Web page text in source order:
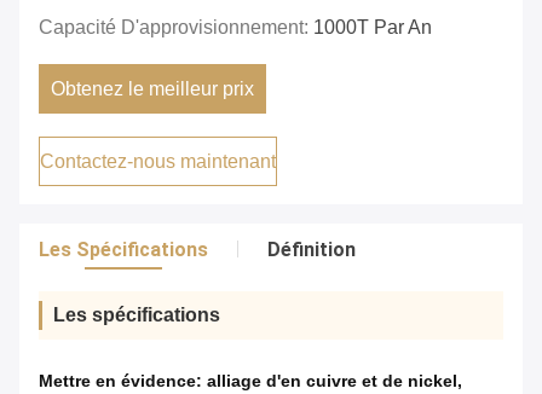
Capacité D'approvisionnement: 1000T Par An
Obtenez le meilleur prix
Contactez-nous maintenant
Les Spécifications Définition
Les spécifications
Mettre en évidence: alliage d'en cuivre et de nickel,